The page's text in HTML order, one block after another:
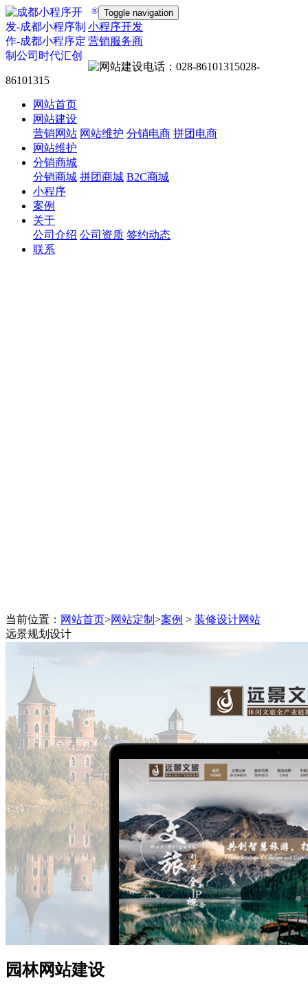
Toggle navigation
®
小程序开发
营销服务商
028-
86101315
网站首页
网站建设
营销网站 网站维护 分销电商 拼团电商
网站维护
分销商城
分销商城 拼团商城 B2C商城
小程序
案例
关于
公司介绍 公司资质 签约动态
联系
程序终身维护,一对一技术跟踪
当前位置： 网站首页>网站定制 >案例 > 装修设计网站
远景规划设计
园林网站建设